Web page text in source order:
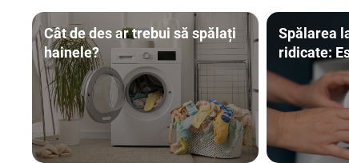
Cât de des ar trebui să spălați
hainele?
Spălarea
ridicate:
necesară?